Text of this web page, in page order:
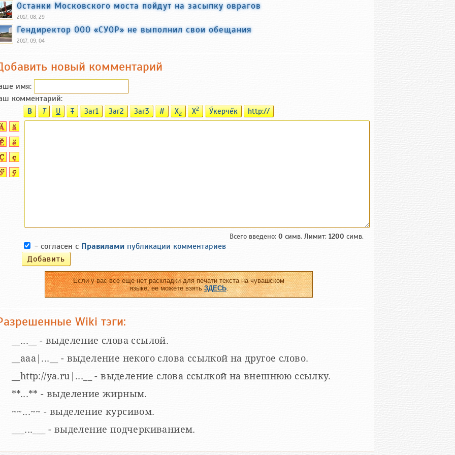
Останки Московского моста пойдут на засыпку оврагов
2017, 08, 29
Гендиректор ООО «СУОР» не выполнил свои обещания
2017, 09, 04
новый комментарий
имя:
комментарий:
B T U T Заг1 Заг2 Заг3 # X2 X2 Ӳкерчĕк http://
Всего введено: 0 симв. Лимит: 1200 симв.
- согласен с Правилами публикации комментариев
Если у вас все еще нет раскладки для печати текста на чувашском
языке, ее можете взятьЗДЕСЬ.
Wiki тэги:
__...__ - выделение слова ссылой.
__aaa|...__ - выделение некого слова ссылкой на другое слово.
__http://ya.ru|...__ - выделение слова ссылкой на внешнюю ссылку.
**...** - выделение жирным.
~~...~~ - выделение курсивом.
___...___ - выделение подчеркиванием.